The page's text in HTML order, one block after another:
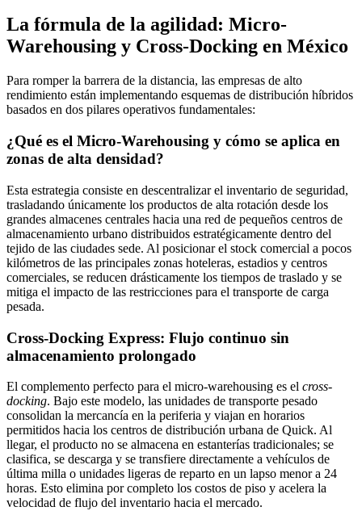
La fórmula de la agilidad: Micro-
Warehousing y Cross-Docking en México
Para romper la barrera de la distancia, las empresas de alto
rendimiento están implementando esquemas de distribución híbridos
basados en dos pilares operativos fundamentales:
¿Qué es el Micro-Warehousing y cómo se aplica en
zonas de alta densidad?
Esta estrategia consiste en descentralizar el inventario de seguridad,
trasladando únicamente los productos de alta rotación desde los
grandes almacenes centrales hacia una red de pequeños centros de
almacenamiento urbano distribuidos estratégicamente dentro del
tejido de las ciudades sede. Al posicionar el stock comercial a pocos
kilómetros de las principales zonas hoteleras, estadios y centros
comerciales, se reducen drásticamente los tiempos de traslado y se
mitiga el impacto de las restricciones para el transporte de carga
pesada.
Cross-Docking Express: Flujo continuo sin
almacenamiento prolongado
El complemento perfecto para el micro-warehousing es el cross-
docking. Bajo este modelo, las unidades de transporte pesado
consolidan la mercancía en la periferia y viajan en horarios
permitidos hacia los centros de distribución urbana de Quick. Al
llegar, el producto no se almacena en estanterías tradicionales; se
clasifica, se descarga y se transfiere directamente a vehículos de
última milla o unidades ligeras de reparto en un lapso menor a 24
horas. Esto elimina por completo los costos de piso y acelera la
velocidad de flujo del inventario hacia el mercado.